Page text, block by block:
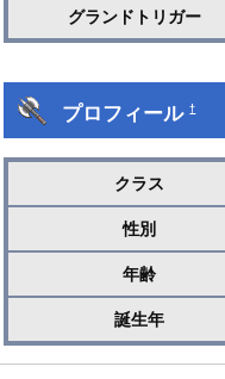
グランドトリガー
プロフィール†
クラス
性別
年齢
誕生年